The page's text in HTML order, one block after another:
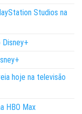
Studios na
Disney+
hoje na televisão
HBO Max